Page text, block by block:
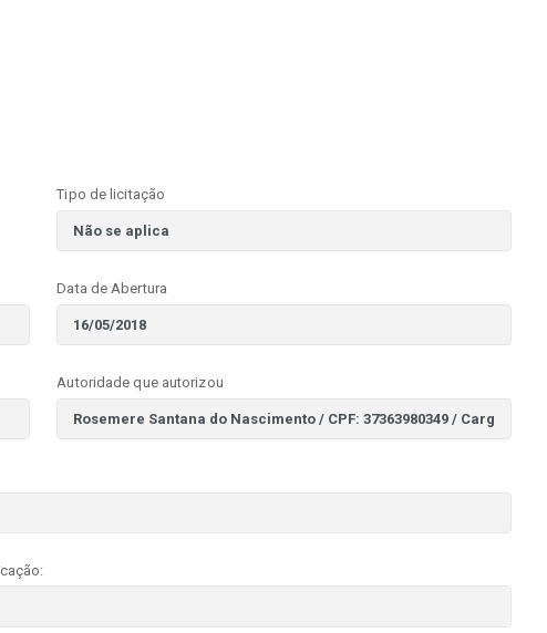
Tipo de licitação
Data de Abertura
Autoridade que autorizou